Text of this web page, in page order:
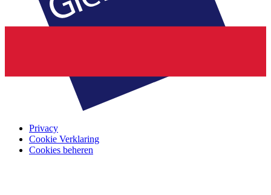
Privacy
Cookie Verklaring
Cookies beheren